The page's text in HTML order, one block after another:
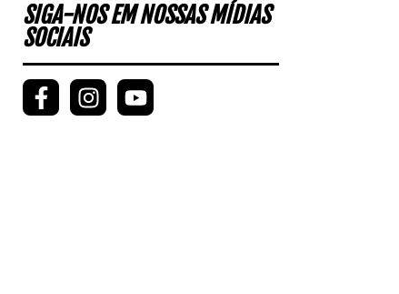
SIGA-NOS EM NOSSAS MÍDIAS
SOCIAIS